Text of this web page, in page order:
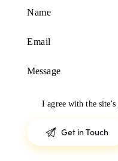
I agree with the site’s